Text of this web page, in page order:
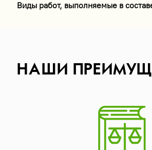
Виды работ, выполняемые в
НАШИ